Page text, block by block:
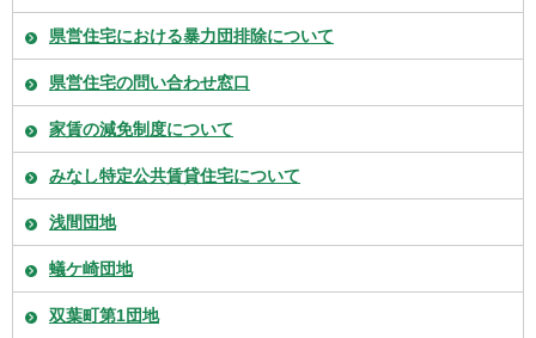
県営住宅における暴力団排除について
県営住宅の問い合わせ窓口
家賃の減免制度について
みなし特定公共賃貸住宅について
浅間団地
蟻ケ崎団地
双葉町第1団地